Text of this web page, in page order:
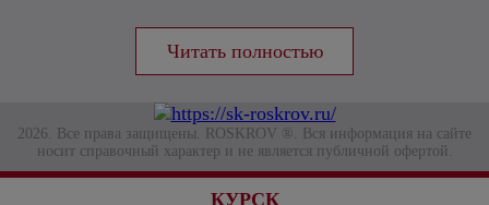
2026. Все права защищены. ROSKROV ®. Вся информация на сайте
носит справочный характер и не является публичной офертой.
КУРСК